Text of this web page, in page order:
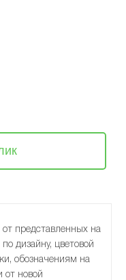
от представленных на
дизайну, цветовой
обозначениям на
от новой